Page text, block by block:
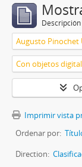
Augusto Pinochet
Con objetos
Imprimir vista
Ordenar por:
Direction: